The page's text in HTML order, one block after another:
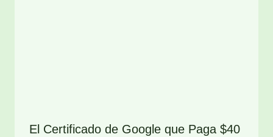
El Certificado de Google que Paga $40